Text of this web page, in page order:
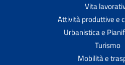
Vita
Attività produttive e
Urbanistica e
Turismo
Mobilità e